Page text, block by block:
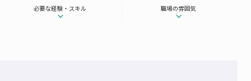
必要な経験・スキル 職場の雰囲気